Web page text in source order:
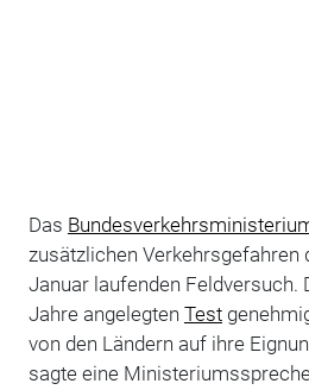
Das
zusätzlichen Verkehrsgefahren
Januar laufenden Feldversuch.
Jahre angelegten Test
von den Ländern auf ihre
sagte eine